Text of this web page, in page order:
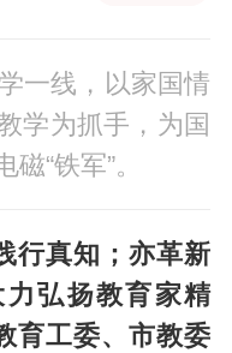
一线，以家国情
学为抓手，为国
“铁军”。
行真知；亦革新
弘扬教育家精
育工委、市教委